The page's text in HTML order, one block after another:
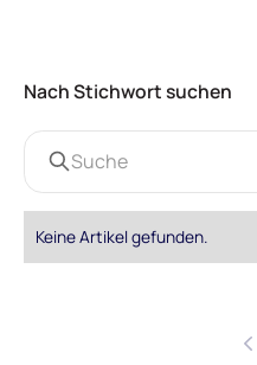
Nach Stichwort suchen
Keine Artikel gefunden.